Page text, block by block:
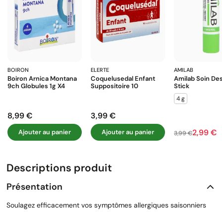
BOIRON
Boiron Arnica Montana
9ch Globules 1g X4
Prix
8,99 €
Ajouter au panier
ELERTE
Coquelusedal Enfant
Suppositoire 10
Prix
3,99 €
Ajouter au panier
AMILAB
Amilab Soin
Stick
4 g
Prix de base
3,99 €
Prix 2,99 €
Descriptions produit
Présentation
Soulagez efficacement vos symptômes allergiques saisonniers